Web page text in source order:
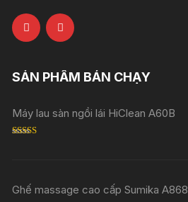
SẢN PHẨM BÁN CHẠY
Máy lau sàn ngồi lái HiClean A60B
Ghế massage cao cấp Sumika A868